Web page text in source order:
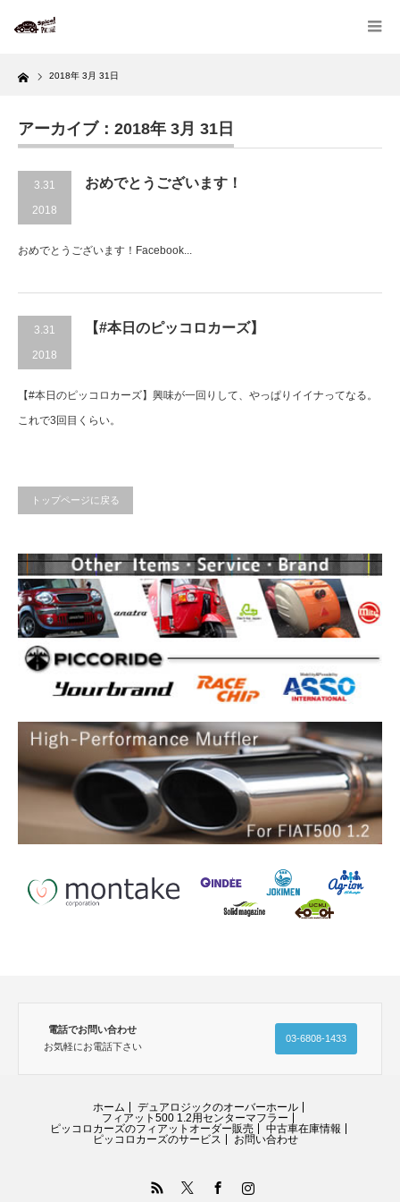
Home 2018年 3月 31日
アーカイブ：2018年 3月 31日
3.31
2018
おめでとうございます！
おめでとうございます！Facebook...
3.31
2018
【#本日のピッコロカーズ】
【#本日のピッコロカーズ】興味が一回りして、やっぱりイイナってなる。
これで3回目くらい。
トップページに戻る
電話でお問い合わせ
お気軽にお電話下さい
03-6808-1433
ホーム
デュアロジックのオーバーホール
フィアット500 1.2用センターマフラー
ピッコロカーズのフィアットオーダー販売
中古車在庫情報
ピッコロカーズのサービス
お問い合わせ
FacebookInstagram